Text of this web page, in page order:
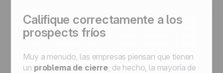
Califique correctamente a los
prospects fríos
Muy a menudo, las empresas piensan que tienen
un problema de cierre, de hecho, la mayoría de